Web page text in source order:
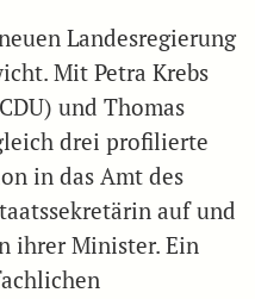
Landesregierung
Mit Petra Krebs
und Thomas
drei profilierte
in das Amt des
auf und
ihrer Minister. Ein